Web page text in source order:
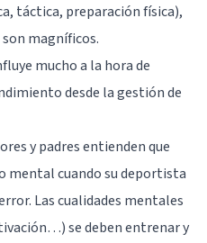
táctica, preparación física),
magníficos.
mucho a la hora de
desde la gestión de
y padres entienden que
mental cuando su deportista
Las cualidades mentales
se deben entrenar y